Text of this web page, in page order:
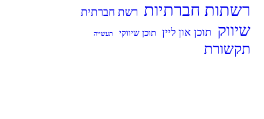
רשתות חברתיות רשת חברתית
שיווק תוכן און ליין תוכן שיווקי תעשייה
תקשורת